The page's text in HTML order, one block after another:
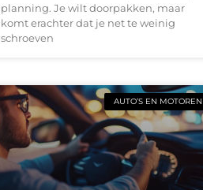
planning. Je wilt doorpakken, maar
komt erachter dat je net te weinig
schroeven
AUTO’S EN MOTOREN